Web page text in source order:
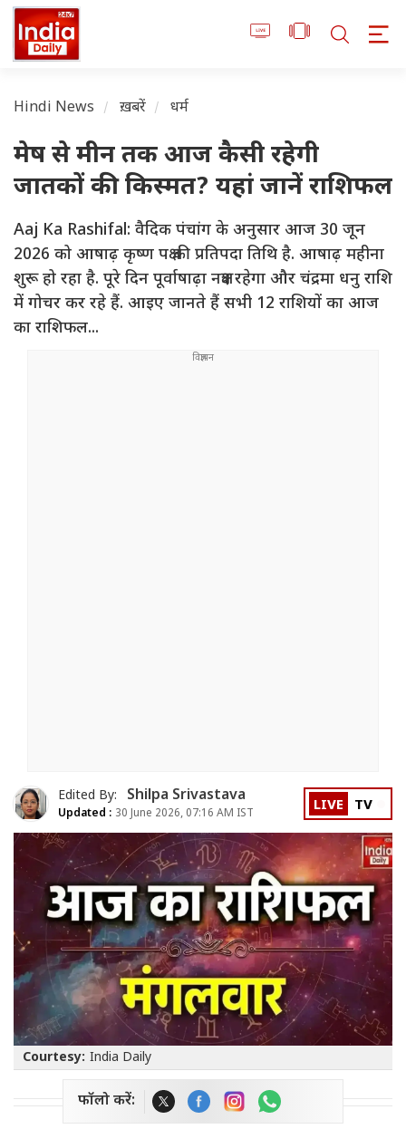
Hindi News ख़बरें धर्म
मेष से मीन तक आज कैसी रहेगी
जातकों की किस्मत? यहां जानें राशिफल
Aaj Ka Rashifal: वैदिक पंचांग के अनुसार आज 30 जून
2026 को आषाढ़ कृष्ण पक्ष की प्रतिपदा तिथि है. आषाढ़ महीना
शुरू हो रहा है. पूरे दिन पूर्वाषाढ़ा नक्षत्र रहेगा और चंद्रमा धनु राशि
में गोचर कर रहे हैं. आइए जानते हैं सभी 12 राशियों का आज
का राशिफल...
Edited By: Shilpa Srivastava
Updated : 30 June 2026, 07:16 AM IST LIVE TV
Courtesy: India Daily
फॉलो करें: